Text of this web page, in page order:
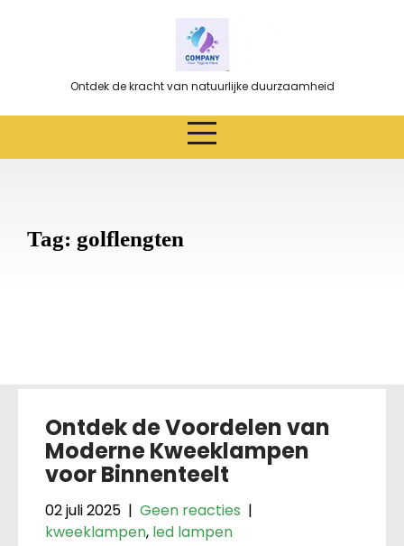
Ontdek de kracht van natuurlijke duurzaamheid
Tag: golflengten
Ontdek de Voordelen van
Moderne Kweeklampen
voor Binnenteelt
02 juli 2025 | Geen reacties |
kweeklampen, led lampen